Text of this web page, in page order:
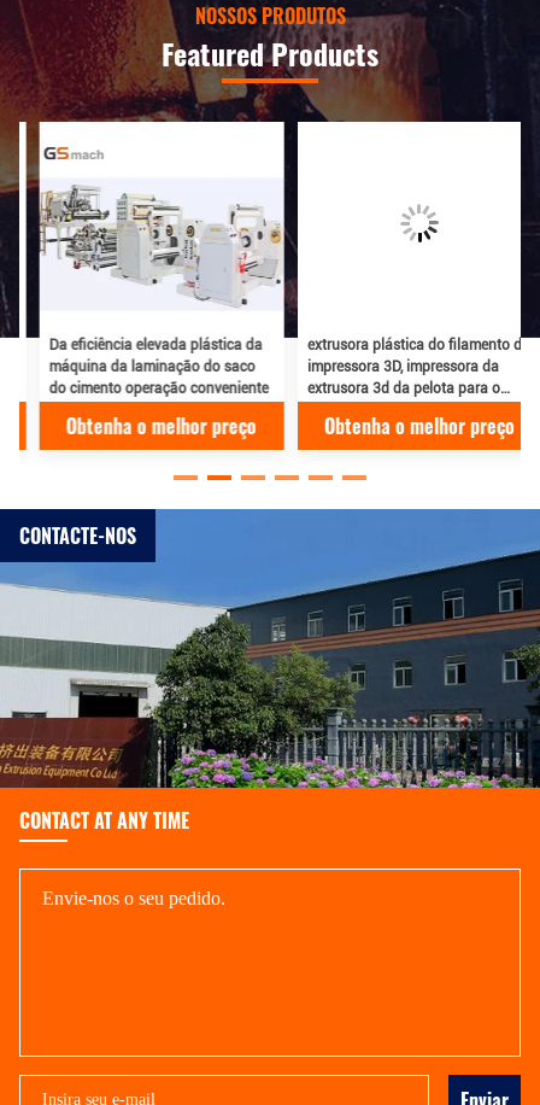
NOSSOS PRODUTOS
Featured Products
Da eficiência elevada plástica da
máquina da laminação do saco
do cimento operação conveniente
Obtenha o melhor preço
extrusora plástica do filamento da
impressora 3D, impressora da
extrusora 3d da pelota para o
Obtenha o melhor preço
CONTACTE-NOS
CONTACT AT ANY TIME